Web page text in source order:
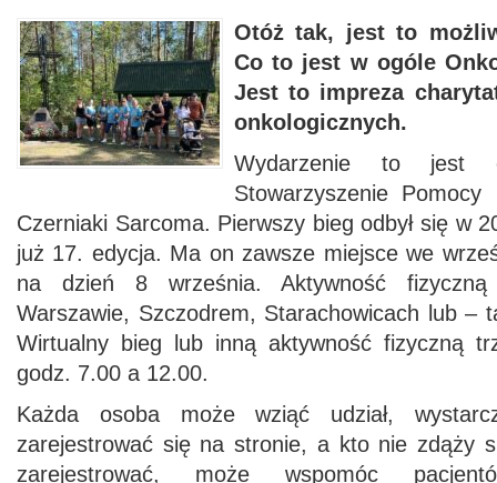
Otóż tak, jest to
Co to jest w ogóle
Jest to impreza
onkologicznych.
Wydarzenie to jest
Stowarzyszenie
Czerniaki Sarcoma. Pierwszy bieg odbył się w
już 17. edycja. Ma on zawsze miejsce we
na dzień 8 września. Aktywność
Warszawie, Szczodrem, Starachowicach lub –
Wirtualny bieg lub inną aktywność fizyczną
godz. 7.00 a 12.00.
Każda osoba może wziąć udział,
zarejestrować się na stronie, a kto nie zdąży
zarejestrować, może wspomóc